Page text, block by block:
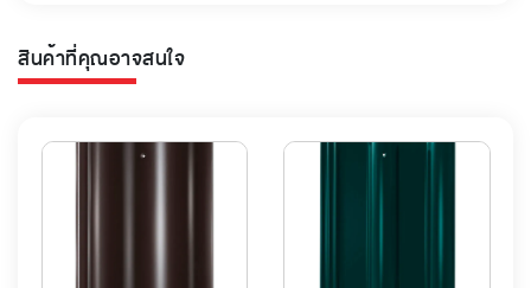
สินค้าที่คุณอาจสนใจ